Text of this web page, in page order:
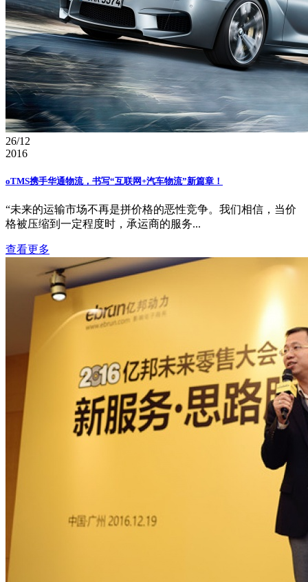
26/12
2016
oTMS携手华通物流，书写“互联网+汽车物流”新篇章！
“未来的运输市场不再是拼价格的恶性竞争。我们相信，当价
格被压缩到一定程度时，承运商的服务...
查看更多